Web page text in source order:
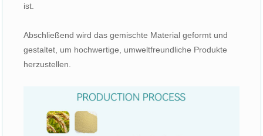
ist.
Abschließend wird das gemischte Material geformt und
gestaltet, um hochwertige, umweltfreundliche Produkte
herzustellen.